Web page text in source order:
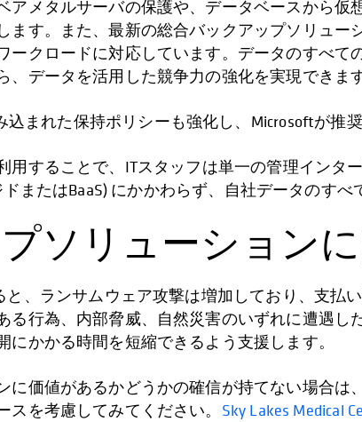
アメタルサーバの保護や、データベースから
ます。また、最新の総合バックアップソリュー
ークロードに対応しています。データのすべ
データを活用した競争力の強化を実現できます
込まれた保持ポリシーも強化し、Microsoftが
用することで、ITスタッフは単一の管理イン
またはBaaS) にかかわらず、自社データのすべ
ソリューション
と、ランサムウェア攻撃は増加しており、支
る行為、内部脅威、自然災害のいずれに遭遇
にかかる時間を短縮できるよう支援します。
に価値があるかどうかの確信が持てない場合
を考慮してみてください。 Sky Lakes Medical